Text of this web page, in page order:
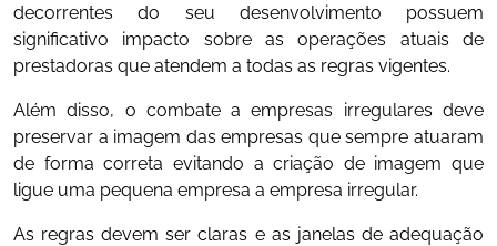
decorrentes do seu desenvolvimento possuem
significativo impacto sobre as operações atuais de
prestadoras que atendem a todas as regras vigentes.
Além disso, o combate a empresas irregulares deve
preservar a imagem das empresas que sempre atuaram
de forma correta evitando a criação de imagem que
ligue uma pequena empresa a empresa irregular.
As regras devem ser claras e as janelas de adequação